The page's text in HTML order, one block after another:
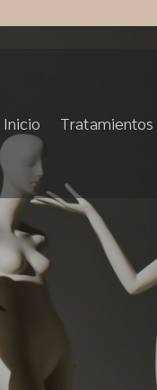
Inicio Tratamientos